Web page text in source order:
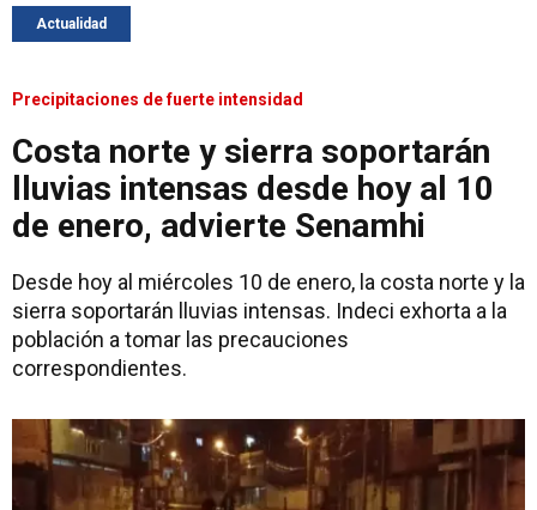
Actualidad
Precipitaciones de fuerte intensidad
Costa norte y sierra soportarán
lluvias intensas desde hoy al 10
de enero, advierte Senamhi
Desde hoy al miércoles 10 de enero, la costa norte y la
sierra soportarán lluvias intensas. Indeci exhorta a la
población a tomar las precauciones
correspondientes.